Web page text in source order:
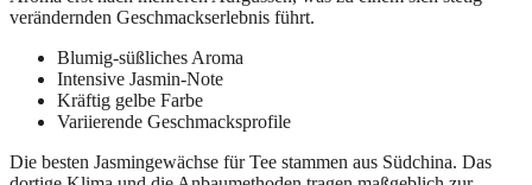
verändernden Geschmackserlebnis führt.
Blumig-süßliches Aroma
Intensive Jasmin-Note
Kräftig gelbe Farbe
Variierende Geschmacksprofile
Die besten Jasmingewächse für Tee stammen aus Südchina. Das